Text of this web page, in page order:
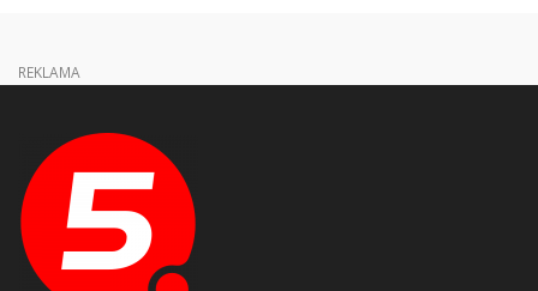
REKLAMA